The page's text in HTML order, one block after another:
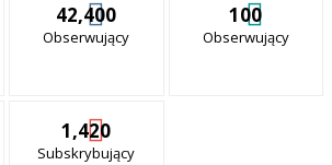
42,400
Obserwujący
100
Obserwujący
1,420
Subskrybujący